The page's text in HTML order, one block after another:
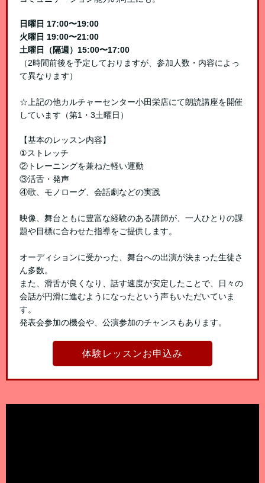
日曜日 17:00〜19:00
火曜日 19:00〜21:00
土曜日（隔週）15:00〜17:00
（2時間前後を予定しておりますが、参加人数・内容によっ
て異なります）
☆上記の他カルチャーセンター小田栄店にて朗読講座を開催
しています（第1・3土曜日）
【基本のレッスン内容】
①ストレッチ
②トレーニングを兼ねた軽い運動
③活舌・発声
④歌、モノローグ、会話劇などの実践
映像、舞台ともに豊富な経験のある講師が、一人ひとりの課
題や目標に合わせた指導をご提供します。
オーディションに受かった、舞台への出演が決まった生徒さ
ん多数。
また、滑舌が良くなり、話す速度が安定したことで、日々の
会話が円滑に進むようになったという声もいただいていま
す。
発表会参加の機会や、公演参加のチャンスもあります。
体験レッスンお申込み